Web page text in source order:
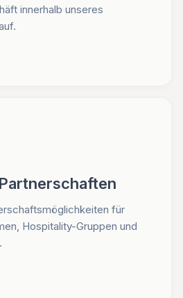
innerhalb unseres
für
Hospitality-Gruppen und